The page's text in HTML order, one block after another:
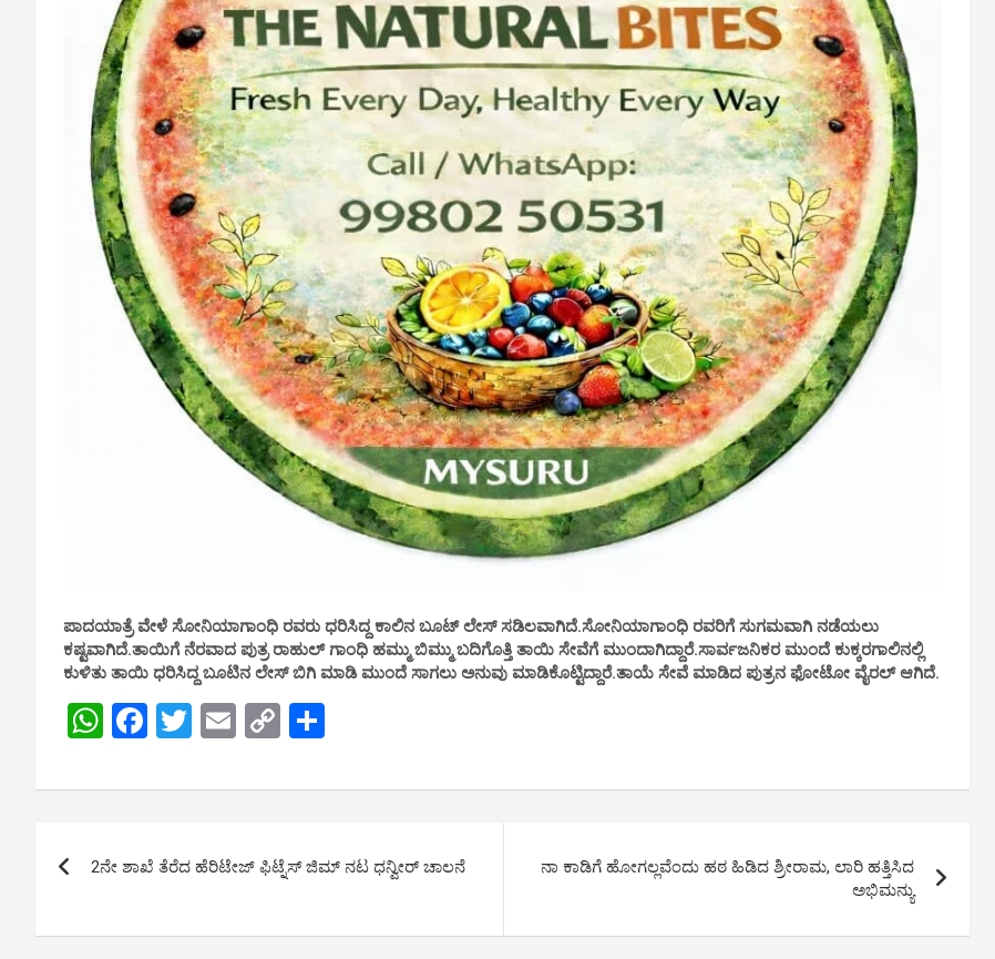
ಪಾದಯಾತ್ರೆ ವೇಳೆ ಸೋನಿಯಾಗಾಂಧಿ ರವರು ಧರಿಸಿದ್ದ ಕಾಲಿನ ಬೂಟ್ ಲೇಸ್ ಸಡಿಲವಾಗಿದೆ.ಸೋನಿಯಾಗಾಂಧಿ ರವರಿಗೆ ಸುಗಮವಾಗಿ ನಡೆಯಲು
ಕಷ್ಟವಾಗಿದೆ.ತಾಯಿಗೆ ನೆರವಾದ ಪುತ್ರ ರಾಹುಲ್ ಗಾಂಧಿ ಹಮ್ಮು ಬಿಮ್ಮು ಬದಿಗೊತ್ತಿ ತಾಯಿ ಸೇವೆಗೆ ಮುಂದಾಗಿದ್ದಾರೆ.ಸಾರ್ವಜನಿಕರ ಮುಂದೆ ಕುಕ್ಕರಗಾಲಿನಲ್ಲಿ
ಕುಳಿತು ತಾಯಿ ಧರಿಸಿದ್ದ ಬೂಟಿನ ಲೇಸ್ ಬಿಗಿ ಮಾಡಿ ಮುಂದೆ ಸಾಗಲು ಅನುವು ಮಾಡಿಕೊಟ್ಟಿದ್ದಾರೆ.ತಾಯೆ ಸೇವೆ ಮಾಡಿದ ಪುತ್ರನ ಫೋಟೋ ವೈರಲ್ ಆಗಿದೆ.
W
at
A
p
F
ce
o
k
T
tt
E
ail
C
py
n
ar
2ನೇ ಶಾಖೆ ತೆರೆದ ಹೆರಿಟೇಜ್ ಫಿಟ್ನೆಸ್ ಜಿಮ್ ನಟ ಧನ್ವೀರ್ ಚಾಲನೆ
ನಾ ಕಾಡಿಗೆ ಹೋಗಲ್ಲವೆಂದು ಹಠ ಹಿಡಿದ ಶ್ರೀರಾಮ, ಲಾರಿ ಹತ್ತಿಸಿದ
ಅಭಿಮನ್ಯು